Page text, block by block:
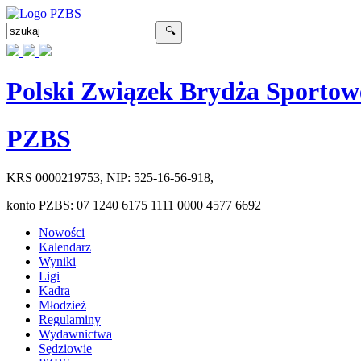
Polski Związek Brydża
PZBS
KRS 0000219753, NIP: 525-16-56-918,
konto PZBS: 07 1240 6175 1111 0000 4577 6692
Nowości
Kalendarz
Wyniki
Ligi
Kadra
Młodzież
Regulaminy
Wydawnictwa
Sędziowie